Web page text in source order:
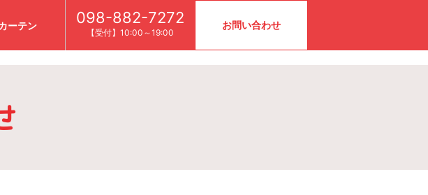
ーテン 098-882-7272
【受付】10:00～19:00
お問い合わせ